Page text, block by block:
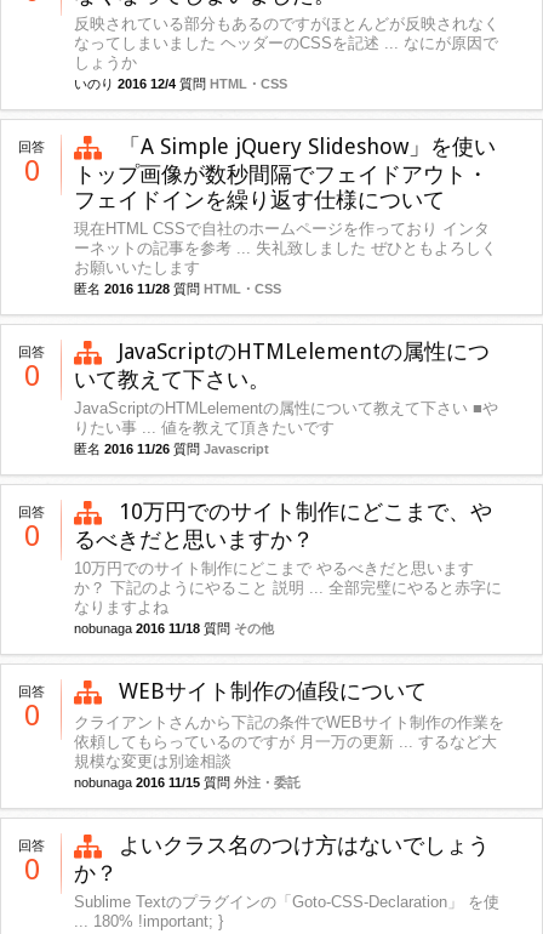
反映されている部分もあるのですがほとんどが反映されなく
なってしまいました ヘッダーのCSSを記述 ... なにが原因で
しょうか
いのり 2016 12/4 質問 HTML・CSS
回答
0
「A Simple jQuery Slideshow」を使い
トップ画像が数秒間隔でフェイドアウト・
フェイドインを繰り返す仕様について
現在HTML CSSで自社のホームページを作っており インタ
ーネットの記事を参考 ... 失礼致しました ぜひともよろしく
お願いいたします
匿名 2016 11/28 質問 HTML・CSS
回答
0
JavaScriptのHTMLelementの属性につ
いて教えて下さい。
JavaScriptのHTMLelementの属性について教えて下さい ■や
りたい事 ... 値を教えて頂きたいです
匿名 2016 11/26 質問 Javascript
回答
0
10万円でのサイト制作にどこまで、や
るべきだと思いますか？
10万円でのサイト制作にどこまで やるべきだと思います
か？ 下記のようにやること 説明 ... 全部完璧にやると赤字に
なりますよね
nobunaga 2016 11/18 質問 その他
回答
0
WEBサイト制作の値段について
クライアントさんから下記の条件でWEBサイト制作の作業を
依頼してもらっているのですが 月一万の更新 ... するなど大
規模な変更は別途相談
nobunaga 2016 11/15 質問 外注・委託
回答
0
よいクラス名のつけ方はないでしょう
か？
Sublime Textのプラグインの「Goto-CSS-Declaration」 を使
... 180% !important; }